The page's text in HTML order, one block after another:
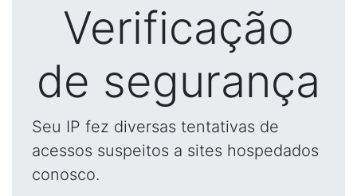
Verificação
de segurança
Seu IP fez diversas tentativas de
acessos suspeitos a sites hospedados
conosco.